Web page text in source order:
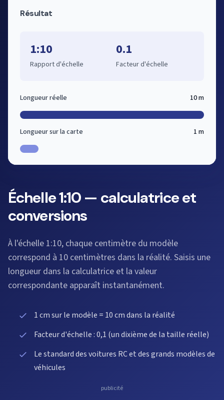
Échelle 1:10 — calculatrice et
conversions
À l'échelle 1:10, chaque centimètre du modèle
correspond à 10 centimètres dans la réalité. Saisis une
longueur dans la calculatrice et la valeur
correspondante apparaît instantanément.
1 cm sur le modèle = 10 cm dans la réalité
Facteur d'échelle : 0,1 (un dixième de la taille réelle)
Le standard des voitures RC et des grands modèles de
véhicules
Résultat
1:10
Rapport d'échelle
0.1
Facteur d'échelle
Longueur réelle 10 m
Longueur sur la carte 1 m
publicité